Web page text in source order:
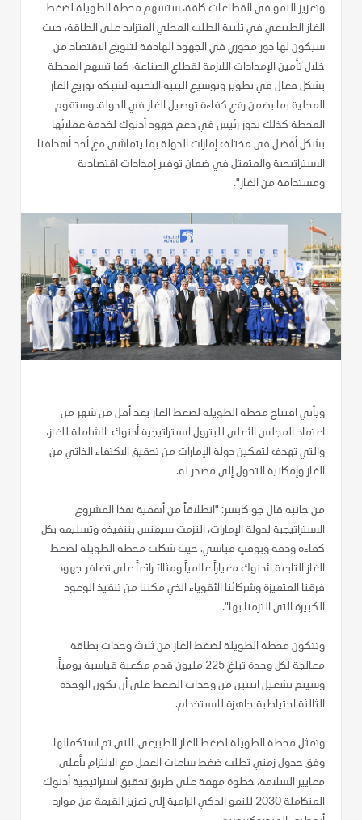
وتعزيز النمو في القطاعات كافة، ستسهم محطة الطويلة لضغط
الغاز الطبيعي في تلبية الطلب المحلي المتزايد على الطاقة، حيث
سيكون لها دور محوري في الجهود الهادفة لتنويع الاقتصاد من
خلال تأمين الإمدادات اللازمة لقطاع الصناعة، كما تسهم المحطة
بشكل فعال في تطوير وتوسيع البنية التحتية لشبكة توزيع الغاز
المحلية بما يضمن رفع كفاءة توصيل الغاز في الدولة. وستقوم
المحطة كذلك بدور رئيس في دعم جهود أدنوك لخدمة عملائها
بشكل أفضل في مختلف إمارات الدولة بما يتماشى مع أحد أهدافنا
الاستراتيجية والمتمثل في ضمان توفير إمدادات اقتصادية
ومستدامة من الغاز".
ويأتي افتتاح محطة الطويلة لضغط الغاز بعد أقل من شهر من
اعتماد المجلس الأعلى للبترول لاستراتيجية أدنوك الشاملة للغاز،
والتي تهدف لتمكين دولة الإمارات من تحقيق الاكتفاء الذاتي من
الغاز وإمكانية التحول إلى مصدر له.
من جانبه قال جو كايسر: "انطلاقاً من أهمية هذا المشروع
الاستراتيجية لدولة الإمارات، التزمت سيمنس بتنفيذه وتسليمه بكل
كفاءة ودقة وبوقتٍ قياسي، حيث شكلت محطة الطويلة لضغط
الغاز التابعة لأدنوك معياراً عالمياً ومثالاً رائعاً على تضافر جهود
فرقنا المتميزة وشركائنا الأقوياء الذي مكننا من تنفيذ الوعود
الكبيرة التي التزمنا بها".
وتتكون محطة الطويلة لضغط الغاز من ثلاث وحدات بطاقة
معالجة لكل وحدة تبلغ 225 مليون قدم مكعبة قياسية يومياً.
وسيتم تشغيل اثنتين من وحدات الضغط على أن تكون الوحدة
الثالثة احتياطية جاهزة للاستخدام.
وتمثل محطة الطويلة لضغط الغاز الطبيعي، التي تم استكمالها
وفق جدول زمني تطلب ضغط ساعات العمل مع الالتزام بأعلى
معايير السلامة، خطوة مهمة على طريق تحقيق استراتيجية أدنوك
المتكاملة 2030 للنمو الذكي الرامية إلى تعزيز القيمة من موارد